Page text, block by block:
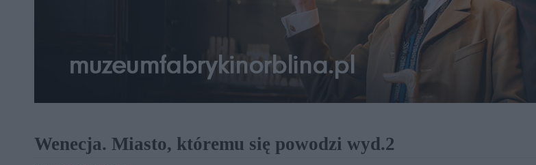
Wenecja. Miasto, któremu się powodzi wyd.2